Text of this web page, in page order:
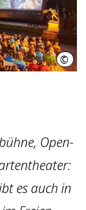
©
Open-
es auch in